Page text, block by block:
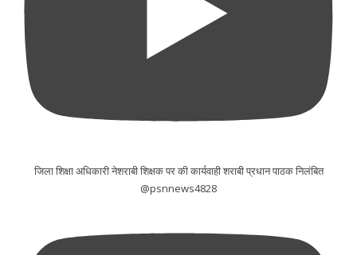
जिला शिक्षा अधिकारी नेशराबी शिक्षक पर की कार्यवाही शराबी प्रधान पाठक निलंबित
@psnnews4828